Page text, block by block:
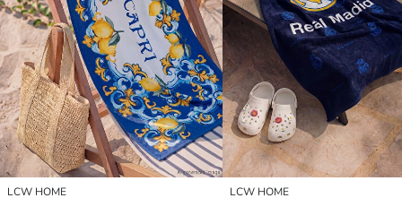
LCW HOME
LCW HOME